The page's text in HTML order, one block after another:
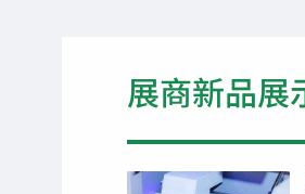
展商新品展